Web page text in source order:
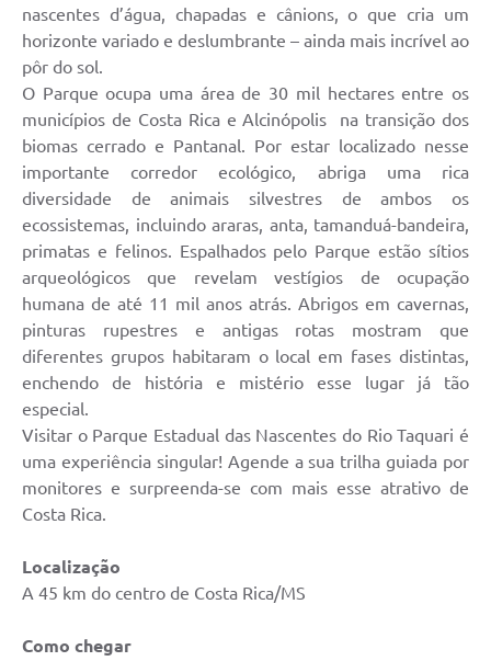
nascentes d’água, chapadas e cânions, o que cria um
horizonte variado e deslumbrante – ainda mais incrível ao
pôr do sol.
O Parque ocupa uma área de 30 mil hectares entre os
municípios de Costa Rica e Alcinópolis na transição dos
biomas cerrado e Pantanal. Por estar localizado nesse
importante corredor ecológico, abriga uma rica
diversidade de animais silvestres de ambos os
ecossistemas, incluindo araras, anta, tamanduá-bandeira,
primatas e felinos. Espalhados pelo Parque estão sítios
arqueológicos que revelam vestígios de ocupação
humana de até 11 mil anos atrás. Abrigos em cavernas,
pinturas rupestres e antigas rotas mostram que
diferentes grupos habitaram o local em fases distintas,
enchendo de história e mistério esse lugar já tão
especial.
Visitar o Parque Estadual das Nascentes do Rio Taquari é
uma experiência singular! Agende a sua trilha guiada por
monitores e surpreenda-se com mais esse atrativo de
Costa Rica.
Localização
A 45 km do centro de Costa Rica/MS
Como chegar